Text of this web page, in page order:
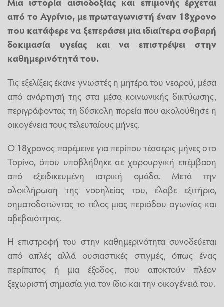
από το Αγρίνιο, με πρωταγωνιστή έναν 18χρονο
που κατάφερε να ξεπεράσει μια ιδιαίτερα σοβαρή
δοκιμασία υγείαςκαι να επιστρέψει στην
καθημερινότητά του.
Τις εξελίξεις έκανε γνωστές η μητέρα του νεαρού, μέσα
από ανάρτησή της στα μέσα κοινωνικής δικτύωσης,
περιγράφοντας τη δύσκολη πορεία που ακολούθησε η
οικογένεια τους τελευταίους μήνες.
Ο 18χρονος παρέμεινε για περίπου τέσσερις μήνες στο
Τορίνο, όπου υποβλήθηκε σε χειρουργική επέμβαση
από εξειδικευμένη ιατρική ομάδα. Μετά την
ολοκλήρωση της νοσηλείας του, έλαβε εξιτήριο,
σηματοδοτώντας το τέλος μιας περιόδου αγωνίας και
αβεβαιότητας.
Η επιστροφή του στην καθημερινότητα συνοδεύεται
από απλές αλλά ουσιαστικές στιγμές, όπως ένας
περίπατος ή μια έξοδος, που αποκτούν πλέον
ξεχωριστή σημασία για τον ίδιο και την οικογένειά του.